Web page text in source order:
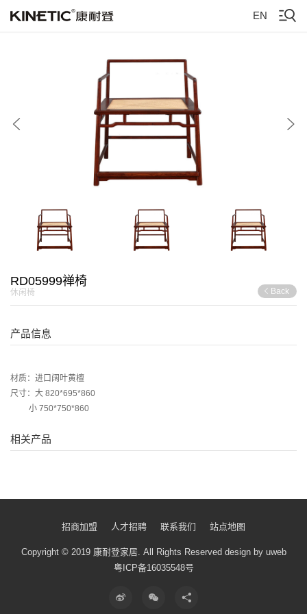
EN
RD05999禅椅
休闲椅 Back
产品信息
材质：进口阔叶黄檀
尺寸：大 820*695*860
小 750*750*860
相关产品
招商加盟 人才招聘 联系我们 站点地图
Copyright © 2019 康耐登家居. All Rights Reserved design by uweb
粤ICP备16035548号